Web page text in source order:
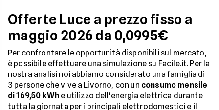
Offerte Luce a prezzo fisso a
maggio 2026 da 0,0995€
Per confrontare le opportunità disponibili sul mercato,
è possibile effettuare una simulazione su Facile.it. Per la
nostra analisi noi abbiamo considerato una famiglia di
3 persone che vive a Livorno, con un consumo mensile
di 169,50 kWh e utilizzo dell'energia elettrica durante
tutta la giornata per i principali elettrodomestici e il